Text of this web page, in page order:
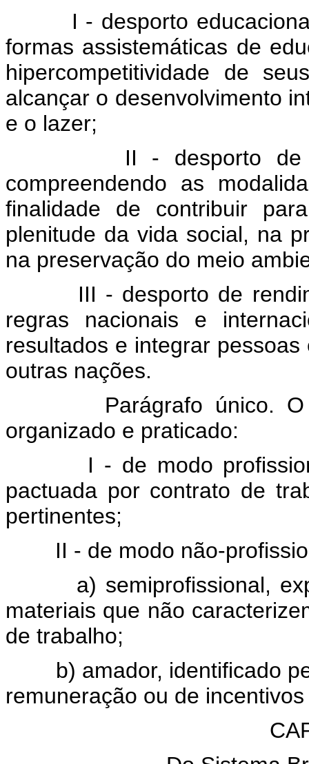
I - desporto educacional,
formas assistemáticas de
hipercompetitividade de
alcançar o desenvolvimento
e o lazer;
II - desporto de
compreendendo as
finalidade de contribuir
plenitude da vida social, na
na preservação do meio
III - desporto de
regras nacionais e
resultados e integrar
outras nações.
Parágrafo único. O
organizado e praticado:
I - de modo
pactuada por contrato de
pertinentes;
II - de modo não-
a) semiprofissional,
materiais que não
de trabalho;
b) amador, identificado
remuneração ou de